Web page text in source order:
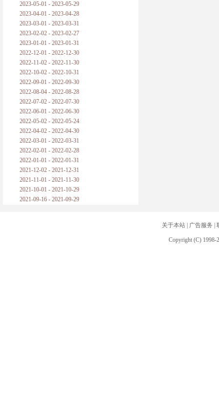
2023-05-01 - 2023-05-29
2023-04-01 - 2023-04-28
2023-03-01 - 2023-03-31
2023-02-02 - 2023-02-27
2023-01-01 - 2023-01-31
2022-12-01 - 2022-12-30
2022-11-02 - 2022-11-30
2022-10-02 - 2022-10-31
2022-09-01 - 2022-09-30
2022-08-04 - 2022-08-28
2022-07-02 - 2022-07-30
2022-06-01 - 2022-06-30
2022-05-02 - 2022-05-24
2022-04-02 - 2022-04-30
2022-03-01 - 2022-03-31
2022-02-01 - 2022-02-28
2022-01-01 - 2022-01-31
2021-12-02 - 2021-12-31
2021-11-01 - 2021-11-30
2021-10-01 - 2021-10-29
2021-09-16 - 2021-09-29
关于本站| 广告服务
Copyright (C) 1998-